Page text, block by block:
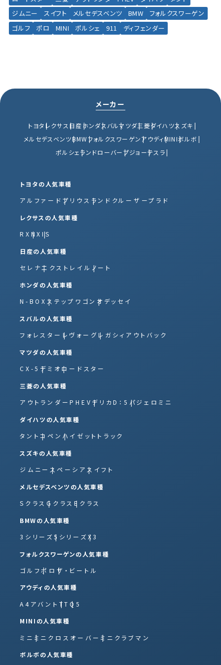
ジムニー
スイフト メルセデスベンツ BMW
フォルクスワーゲン
ゴルフ
ポロ MINI ポルシェ 911 ディフェンダー
メーカー
トヨタ レクサス 日産ホンダスバルマツダ三菱ダイハツスズキ
メルセデスベンツBMWフォルクスワーゲンアウディMINIボルボ
ポルシェランドローバープジョーテスラ
トヨタの人気車種
アルファード プリウス ランドクルーザープラド
レクサスの人気車種
RX NXIS
日産の人気車種
セレナエクストレイル ノート
ホンダの人気車種
N-BOX ステップワゴン オデッセイ
スバルの人気車種
フォレスター レヴォーグ レガシィアウトバック
マツダの人気車種
CX-5 デミオロードスター
三菱の人気車種
アウトランダーPHEV デリカD：5 パジェロミニ
ダイハツの人気車種
タントコペン ハイゼットトラック
スズキの人気車種
ジムニー スペーシア スイフト
メルセデスベンツの人気車種
SクラスGクラスEクラス
BMWの人気車種
3シリーズ5シリーズX3
フォルクスワーゲンの人気車種
ゴルフポロ ザ・ビートル
アウディの人気車種
A4アバント TTQ5
MINIの人気車種
ミニ ミニクロスオーバー ミニクラブマン
ボルボの人気車種